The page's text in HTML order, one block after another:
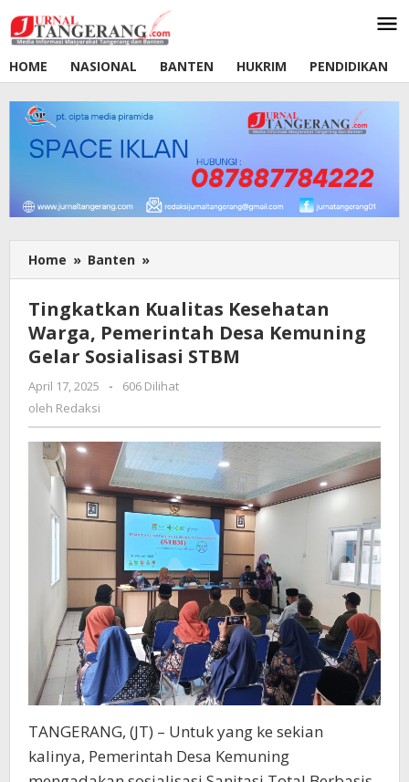
ke
konten
HOME
NASIONAL BANTEN HUKRIM PENDIDIKAN
Home » Banten »
Kualitas
Warga,
Pemerintah
Desa
Gelar
STBM
Tingkatkan Kualitas Kesehatan
Warga, Pemerintah Desa Kemuning
Gelar Sosialisasi STBM
April 17, 2025
oleh
-
606 Dilihat
oleh Redaksi
TANGERANG, (JT) – Untuk yang ke sekian
kalinya, Pemerintah Desa Kemuning